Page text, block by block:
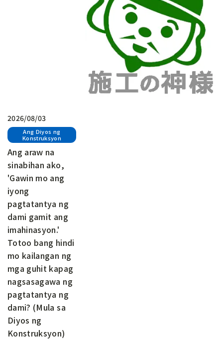
2026/08/03
Ang Diyos ng
Konstruksyon
Ang araw na
sinabihan ako,
'Gawin mo ang
iyong
pagtatantya ng
dami gamit ang
imahinasyon.'
Totoo bang hindi
mo kailangan ng
mga guhit kapag
nagsasagawa ng
pagtatantya ng
dami? (Mula sa
Diyos ng
Konstruksyon)